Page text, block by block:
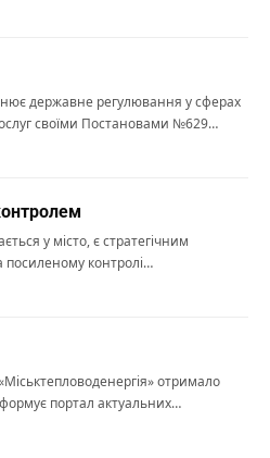
державне регулювання у сферах
своїми Постановами №629…
у місто, є стратегічним
контролі…
отримало
портал актуальних…